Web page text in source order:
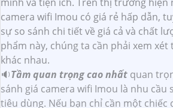
camera wifi Imou có giá rẻ hấp dẫn,
sự so sánh chi tiết về giá cả và chất
phẩm này, chúng ta cần phải xem
khác nhau.
🔉Tầm quan trọng cao nhất quan
sánh giá camera wifi Imou là nhu cầu
tiêu dùng. Nếu bạn chỉ cần một chiếc